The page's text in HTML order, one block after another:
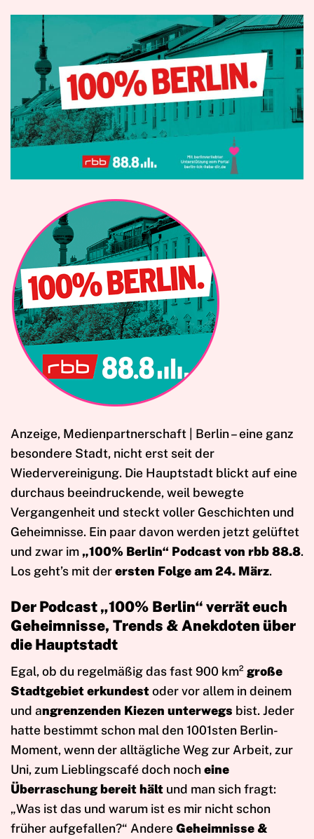
Anzeige, Medienpartnerschaft | Berlin – eine ganz
besondere Stadt, nicht erst seit der
Wiedervereinigung. Die Hauptstadt blickt auf eine
durchaus beeindruckende, weil bewegte
Vergangenheit und steckt voller Geschichten und
Geheimnisse. Ein paar davon werden jetzt gelüftet
und zwar im „100% Berlin“ Podcast von rbb 88.8.
Los geht’s mit derersten Folge am 24. März.
Der Podcast „100% Berlin“ verrät euch
Geheimnisse, Trends & Anekdoten über
die Hauptstadt
Egal, ob du regelmäßig das fast 900 km² große
Stadtgebiet erkundestoder vor allem in deinem
und angrenzenden Kiezen unterwegs bist. Jeder
hatte bestimmt schon mal den 1001sten Berlin-
Moment, wenn der alltägliche Weg zur Arbeit, zur
Uni, zum Lieblingscafé doch noch eine
Überraschung bereit hält und man sich fragt:
„Was ist das und warum ist es mir nicht schon
früher aufgefallen?“ AndereGeheimnisse &